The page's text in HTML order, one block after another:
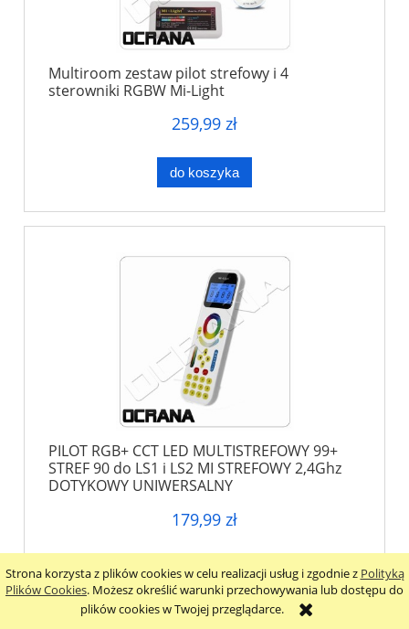
Strona korzysta z plików cookies w celu realizacji usług i zgodnie z Polityką
Plików Cookies. Możesz określić warunki przechowywania lub dostępu do
plików cookies w Twojej przeglądarce.
Multiroom zestaw pilot strefowy i 4
sterowniki RGBW Mi-Light
259,99 zł
do koszyka
PILOT RGB+ CCT LED MULTISTREFOWY 99+
STREF 90 do LS1 i LS2 MI STREFOWY 2,4Ghz
DOTYKOWY UNIWERSALNY
179,99 zł
do koszyka
Zadzwoń Wiadomość